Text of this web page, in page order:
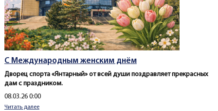
С Международным женским днём
Дворец спорта «Янтарный» от всей души поздравляет прекрасных
дам с праздником.
Создано
08.03.26 0:00
Читать далее